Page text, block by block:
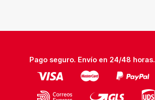
Pago seguro. Envío en 24/48 horas.